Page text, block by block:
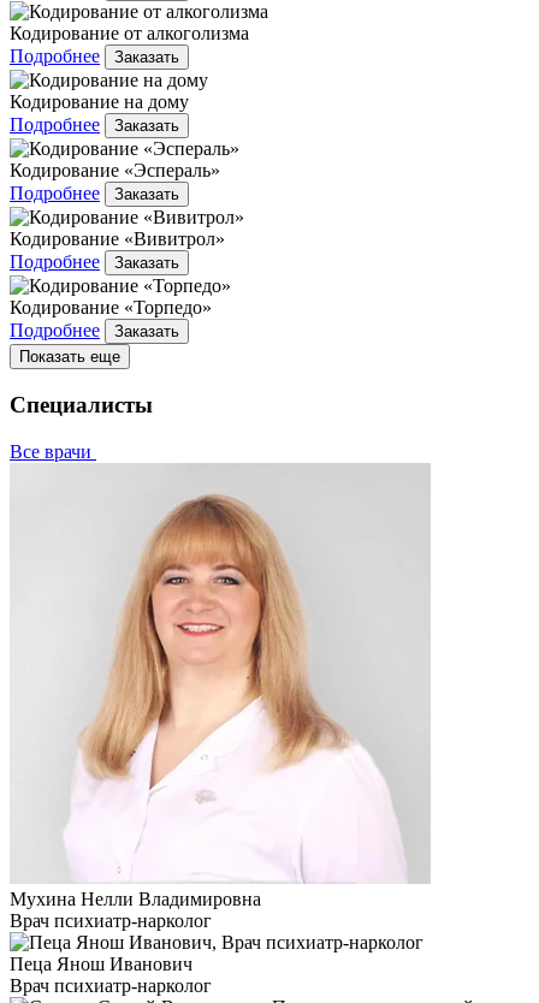
Кодирование от алкоголизма
Подробнее
Заказать
Кодирование на дому
Подробнее
Заказать
Кодирование «Эспераль»
Подробнее
Заказать
Кодирование «Вивитрол»
Подробнее
Заказать
Кодирование «Торпедо»
Подробнее
Заказать
Показать еще
Специалисты
Все врачи
Мухина Нелли Владимировна
Врач психиатр-нарколог
Пеца Янош Иванович
Врач психиатр-нарколог